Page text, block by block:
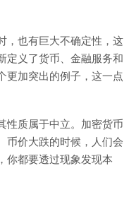
，也有巨大不确定性，这
定义了货币、金融服务和
更加突出的例子，这一点
性质属于中立。加密货币
币价大跌的时候，人们会
你都要透过现象发现本